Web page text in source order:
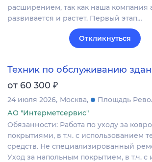
расширением, так как наша компания
развивается и растет. Первый этап…
Откликнуться
Техник по обслуживанию
от 60 300 ₽
24 июля 2026 Москва
Площадь
АО "Интерметсервис"
Обязанности: Работа по уходу за
покрытиями, в т.ч. с использованием
средств. Не специализированный
Уход за напольным покрытием, в т.ч. с